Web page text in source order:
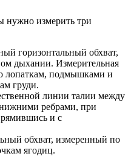
нужно измерить три
горизонтальный обхват,
дыхании. Измерительная
лопаткам, подмышками и
груди.
линии талии между
ребрами, при
и с
обхват, измеренный по
ягодиц.